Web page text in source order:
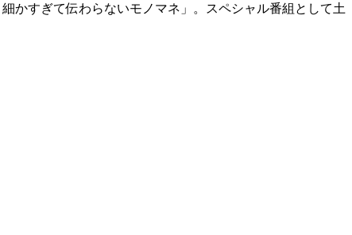
かすぎて伝わらないモノマネ」。スペシャル番組として土